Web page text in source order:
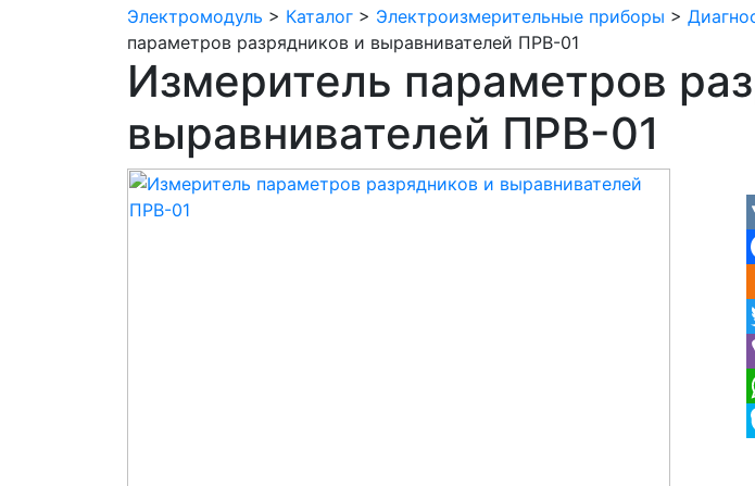
Электромодуль > Каталог > Электроизмерительные приборы >
параметров разрядников и выравнивателей ПРВ-01
Измеритель параметров
выравнивателей ПРВ-01